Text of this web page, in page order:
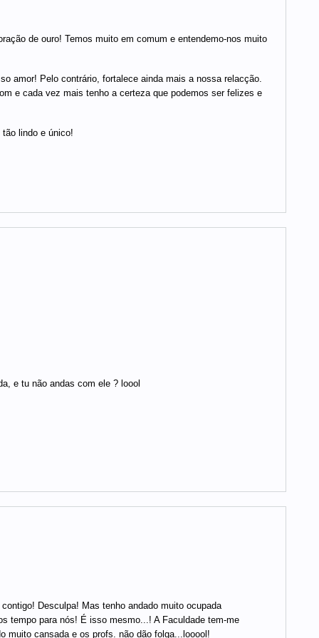
de ouro! Temos muito em comum e entendemo-nos muito
amor! Pelo contrário, fortalece ainda mais a nossa relacção.
e cada vez mais tenho a certeza que podemos ser felizes e
lindo e único!
e tu não andas com ele ? loool
Desculpa! Mas tenho andado muito ocupada
tempo para nós! É isso mesmo...! A Faculdade tem-me
muito cansada e os profs. não dão folga...looool!